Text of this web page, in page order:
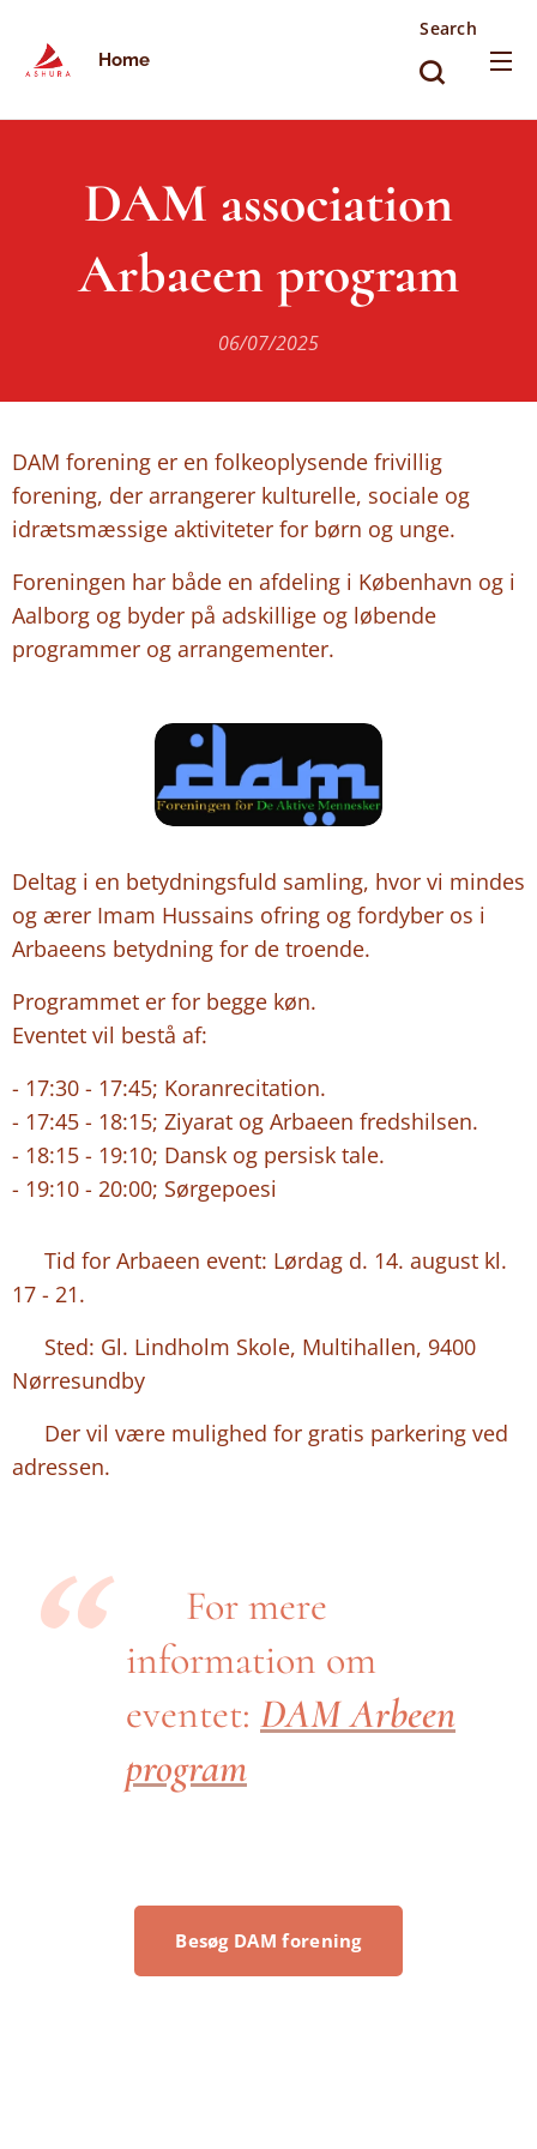
Home
Search
DAM association
Arbaeen program
06/07/2025
DAM forening er en folkeoplysende frivillig
forening, der arrangerer kulturelle, sociale og
idrætsmæssige aktiviteter for børn og unge.
Foreningen har både en afdeling i København og i
Aalborg og byder på adskillige og løbende
programmer og arrangementer.
Deltag i en betydningsfuld samling, hvor vi mindes
og ærer Imam Hussains ofring og fordyber os i
Arbaeens betydning for de troende.
Programmet er for begge køn.
Eventet vil bestå af:
- 17:30 - 17:45; Koranrecitation.
- 17:45 - 18:15; Ziyarat og Arbaeen fredshilsen.
- 18:15 - 19:10; Dansk og persisk tale.
- 19:10 - 20:00; Sørgepoesi
⏰ Tid for Arbaeen event: Lørdag d. 14. august kl.
17 - 21.
📍 Sted: Gl. Lindholm Skole, Multihallen, 9400
Nørresundby
🅿️ Der vil være mulighed for gratis parkering ved
adressen.
💻 For mere
information om
eventet: DAM Arbeen
program
Besøg DAM forening